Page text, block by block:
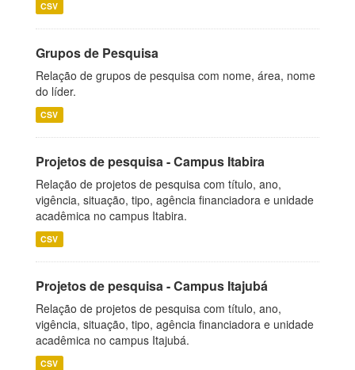
CSV
Grupos de Pesquisa
Relação de grupos de pesquisa com nome, área, nome
do líder.
CSV
Projetos de pesquisa - Campus Itabira
Relação de projetos de pesquisa com título, ano,
vigência, situação, tipo, agência financiadora e unidade
acadêmica no campus Itabira.
CSV
Projetos de pesquisa - Campus Itajubá
Relação de projetos de pesquisa com título, ano,
vigência, situação, tipo, agência financiadora e unidade
acadêmica no campus Itajubá.
CSV